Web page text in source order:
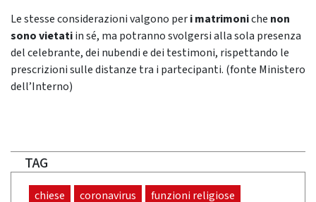
Le stesse considerazioni valgono peri matrimoniche non
sono vietatiin sé, ma potranno svolgersi alla sola presenza
del celebrante, dei nubendi e dei testimoni, rispettando le
prescrizioni sulle distanze tra i partecipanti. (fonte Ministero
dell’Interno)
TAG
chiese coronavirus funzioni religiose